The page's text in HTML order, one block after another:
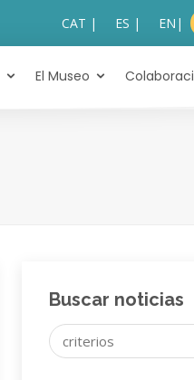
CAT | ES | EN |
El Museo
Buscar noticias